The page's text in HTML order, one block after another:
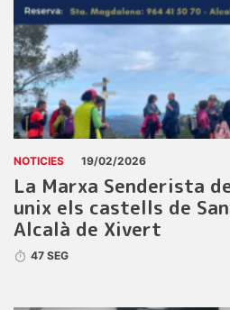
NOTICIES 19/02/2026
La Marxa Senderista
unix els castells de
Alcalà de Xivert
47 SEG